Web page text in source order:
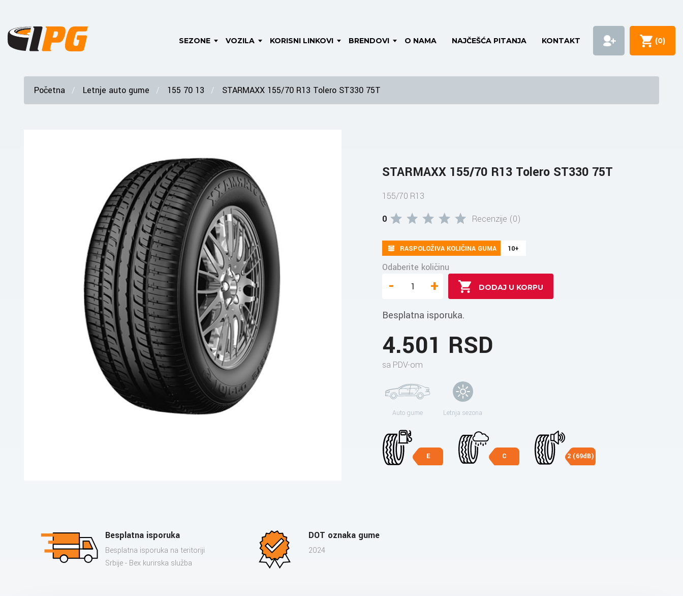
SEZONE VOZILA KORISNI LINKOVI BRENDOVI O NAMA NAJČEŠĆA PITANJA KONTAKT (0)
Početna Letnje auto gume 155 70 13 STARMAXX 155/70 R13 Tolero ST330 75T
STARMAXX 155/70 R13 Tolero ST330 75T
155/70 R13
0
Recenzije (0)
RASPOLOŽIVA KOLIČINA GUMA 10+
Odaberite količinu
- +
Besplatna isporuka.
4.501 RSD
sa PDV-om
Auto gume Letnja sezona
E C 2 (69dB)
Besplatna isporuka
Besplatna isporuka na teritoriji
Srbije - Bex kurirska služba
DOT oznaka gume
2024